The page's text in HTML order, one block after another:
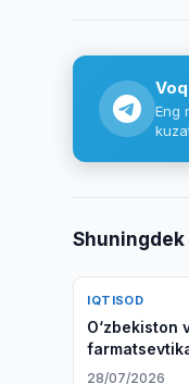
Eng
IQTISOD
O‘zbekiston
hamkorlikni
28/07/2026